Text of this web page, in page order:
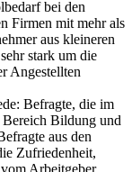
bei den
Firmen mit mehr als
aus kleineren
stark um die
Angestellten
Befragte, die im
Bereich Bildung und
aus den
Zufriedenheit,